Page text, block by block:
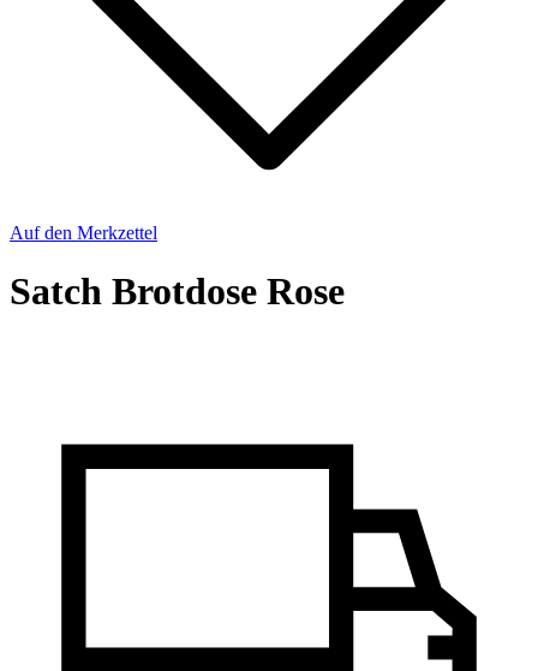
Auf den Merkzettel
Satch Brotdose Rose